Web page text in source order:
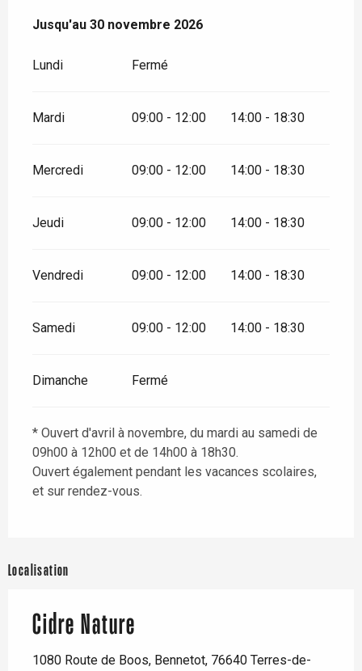
Du1 avril 2026au30 novembre 2026
Jusqu'au 30 novembre 2026
Lundi Fermé
Mardi 09:00 - 12:00 14:00 - 18:30
Mercredi 09:00 - 12:00 14:00 - 18:30
Jeudi 09:00 - 12:00 14:00 - 18:30
Vendredi 09:00 - 12:00 14:00 - 18:30
Samedi 09:00 - 12:00 14:00 - 18:30
Dimanche Fermé
* Ouvert d'avril à novembre, du mardi au samedi de
09h00 à 12h00 et de 14h00 à 18h30.
Ouvert également pendant les vacances scolaires,
et sur rendez-vous.
Localisation
Cidre Nature
1080 Route de Boos, Bennetot, 76640 Terres-de-